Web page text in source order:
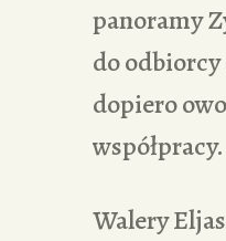
panoramy
do odbiorcy
dopiero
współpracy.
Walery